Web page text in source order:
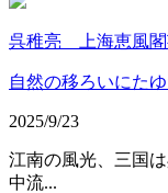
呉稚亮 上海恵風閣
自然の移ろいにた
2025/9/23
江南の風光、三国
中流...